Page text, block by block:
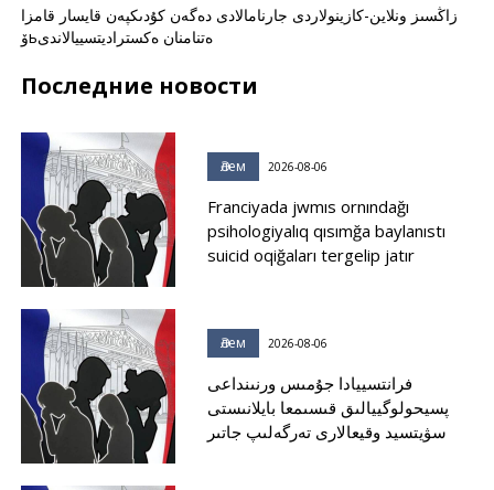
زاڭسىز ونلاين-كازينولاردى جارنامالادى دەگەن كۇدىكپەن قايسار قامزا
ۆьەتنامنان ەكستراديتسييالاندى
Последние новости
Әлем 2026-08-06
Franciyada jwmıs ornındağı
psihologiyalıq qısımğa baylanıstı
suicid oqiğaları tergelip jatır
Әлем 2026-08-06
فرانتسييادا جۇمىس ورنىنداعى
پسيحولوگييالىق قىسىمعا بايلانىستى
سۋيتسيد وقيعالارى تەرگەلىپ جاتىر